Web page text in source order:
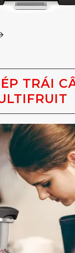
TRÁI